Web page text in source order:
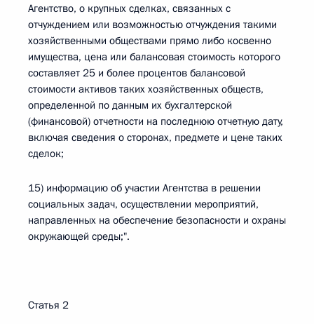
Агентство, о крупных сделках, связанных с
отчуждением или возможностью отчуждения такими
хозяйственными обществами прямо либо косвенно
имущества, цена или балансовая стоимость которого
составляет 25 и более процентов балансовой
стоимости активов таких хозяйственных обществ,
определенной по данным их бухгалтерской
(финансовой) отчетности на последнюю отчетную дату,
включая сведения о сторонах, предмете и цене таких
сделок;
15) информацию об участии Агентства в решении
социальных задач, осуществлении мероприятий,
направленных на обеспечение безопасности и охраны
окружающей среды;".
Статья 2